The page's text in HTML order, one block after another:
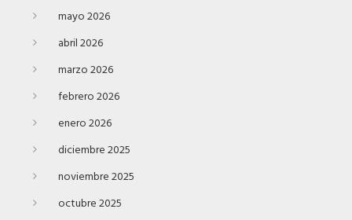
mayo 2026
abril 2026
marzo 2026
febrero 2026
enero 2026
diciembre 2025
noviembre 2025
octubre 2025